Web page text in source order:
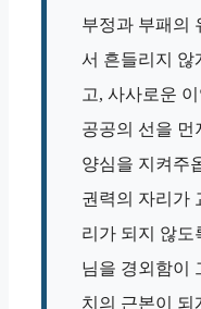
부정과 부패의
서 흔들리지 않
고, 사사로운
공공의 선을 먼
양심을 지켜주
권력의 자리가
리가 되지 않도
님을 경외함이
치의 근본이 되